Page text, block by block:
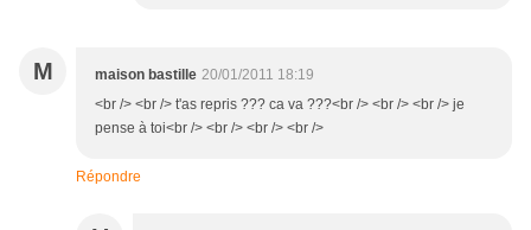
M maison bastille 20/01/2011 18:19
<br /> <br /> t'as repris ??? ca va ???<br /> <br /> <br /> je
pense à toi<br /> <br /> <br /> <br />
Répondre